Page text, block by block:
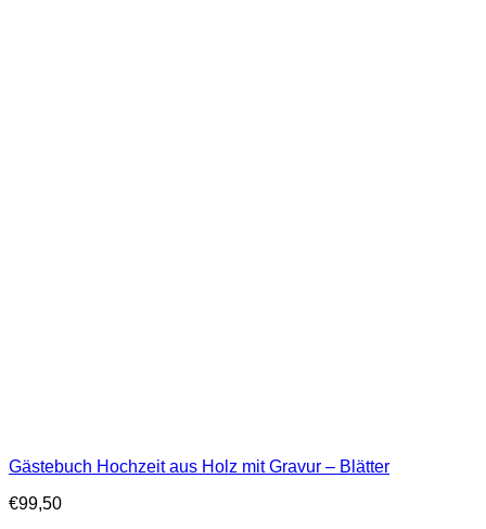
Gästebuch Hochzeit aus Holz mit Gravur – Blätter
€99,50